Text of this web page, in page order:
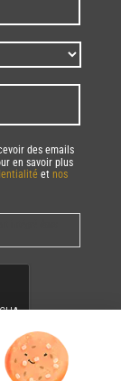
des emails
en savoir plus
et nos